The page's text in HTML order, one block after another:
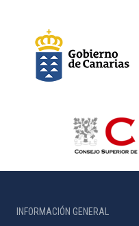
INFORMACIÓN GENERAL